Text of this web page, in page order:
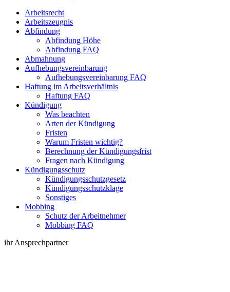
Arbeitsrecht
Arbeitszeugnis
Abfindung
Abfindung Höhe
Abfindung FAQ
Abmahnung
Aufhebungsvereinbarung
Aufhebungsvereinbarung FAQ
Haftung im Arbeitsverhältnis
Haftung FAQ
Kündigung
Was beachten
Arten der Kündigung
Fristen
Warum Fristen wichtig?
Berechnung der Kündigungsfrist
Fragen nach Kündigung
Kündigungsschutz
Kündigungsschutzgesetz
Kündigungsschutzklage
Sonstiges
Mobbing
Schutz der Arbeitnehmer
Mobbing FAQ
ihr Ansprechpartner